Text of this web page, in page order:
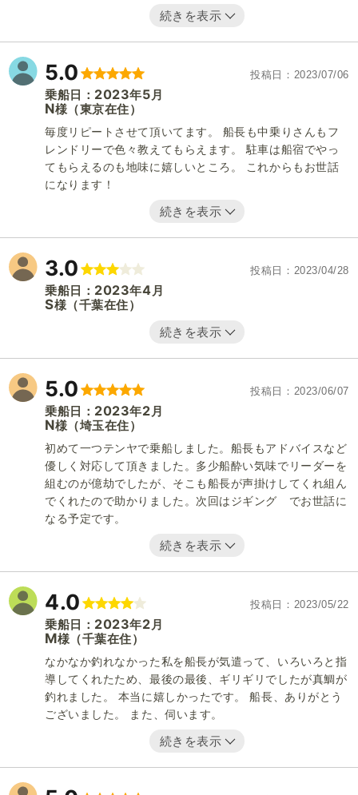
続きを表示
5.0 投稿日 2023/07/06
乗船日： 2023年5 月
N様 （東京在住）
毎度リピートさせて頂いてます。 船長も中乗りさんもフ
レンドリーで色々教えてもらえます。 駐車は船宿でやっ
てもらえるのも地味に嬉しいところ。 これからもお世話
になります！
続きを表示
3.0 投稿日 2023/04/28
乗船日： 2023年4 月
S様 （千葉在住）
続きを表示
5.0 投稿日 2023/06/07
乗船日： 2023年2 月
N様 （埼玉在住）
初めて一つテンヤで乗船しました。船長もアドバイスなど
優しく対応して頂きました。多少船酔い気味でリーダーを
組むのが億劫でしたが、そこも船長が声掛けしてくれ組ん
でくれたので助かりました。次回はジギング でお世話に
なる予定です。
続きを表示
4.0 投稿日 2023/05/22
乗船日： 2023年2 月
M様 （千葉在住）
なかなか釣れなかった私を船長が気遣って、いろいろと指
導してくれたため、最後の最後、ギリギリでしたが真鯛が
釣れました。 本当に嬉しかったです。 船長、ありがとう
ございました。 また、伺います。
続きを表示